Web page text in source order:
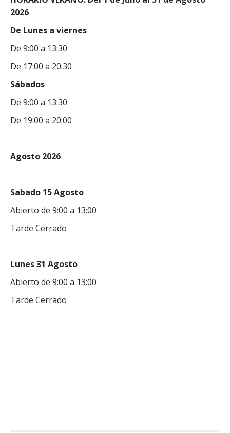
2026
De Lunes a viernes
De 9:00 a 13:30
De 17:00 a 20:30
Sábados
De 9:00 a 13:30
De 19:00 a 20:00
Agosto 2026
Sabado 15 Agosto
Abierto de 9:00 a 13:00
Tarde Cerrado
Lunes 31 Agosto
Abierto de 9:00 a 13:00
Tarde Cerrado